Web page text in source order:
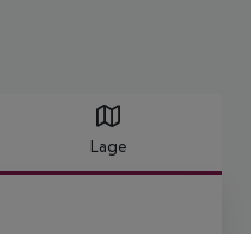
Lage